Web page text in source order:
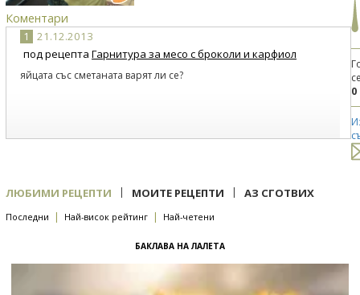
Коментари
1
21.12.2013
под рецепта Гарнитура за месо с броколи и карфиол
яйцата със сметаната варят ли се?
0
ЛЮБИМИ РЕЦЕПТИ | МОИТЕ РЕЦЕПТИ | АЗ СГОТВИХ
Последни | Най-висок рейтинг | Най-четени
БАКЛАВА НА ЛАЛЕТА